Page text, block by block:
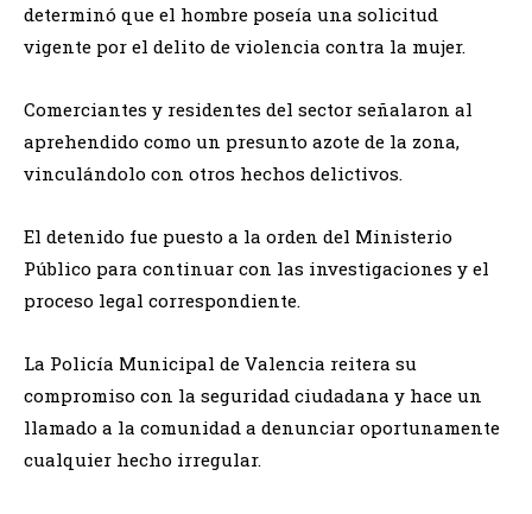
determinó que el hombre poseía una solicitud
vigente por el delito de violencia contra la mujer.
Comerciantes y residentes del sector señalaron al
aprehendido como un presunto azote de la zona,
vinculándolo con otros hechos delictivos.
El detenido fue puesto a la orden del Ministerio
Público para continuar con las investigaciones y el
proceso legal correspondiente.
La Policía Municipal de Valencia reitera su
compromiso con la seguridad ciudadana y hace un
llamado a la comunidad a denunciar oportunamente
cualquier hecho irregular.